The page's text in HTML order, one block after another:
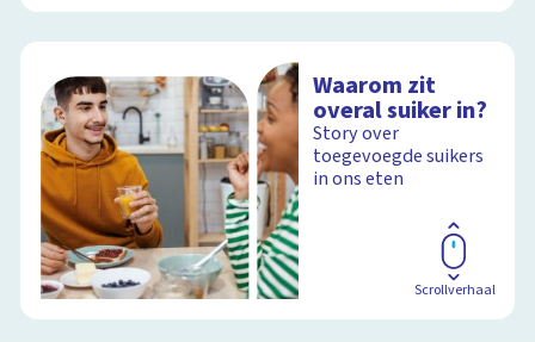
Waarom zit
overal suiker in?
Story over
toegevoegde suikers
in ons eten
Scrollverhaal